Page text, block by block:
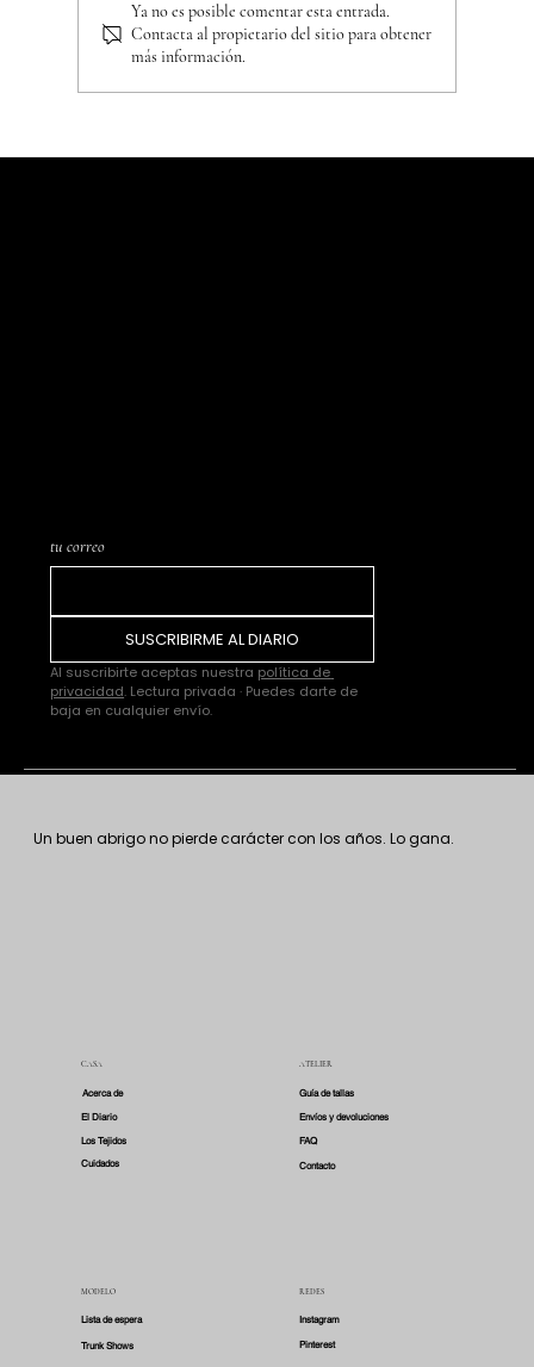
Lana virgen, merino, lambswool · la
Ya no es posible comentar esta entrada.
Contacta al propietario del sitio para obtener
más información.
tu correo
SUSCRIBIRME AL DIARIO
Al suscribirte aceptas nuestra política de
privacidad. Lectura privada · Puedes darte de
baja en cualquier envío.
Un buen abrigo no pierde carácter con los años. Lo gana.
CASA
Acerca de
El Diario
Los Tejidos
Cuidados
ATELIER
Guía de tallas
Envíos y devoluciones
FAQ
Contacto
MODELO
Lista de espera
Trunk Shows
REDES
Instagram
Pinterest